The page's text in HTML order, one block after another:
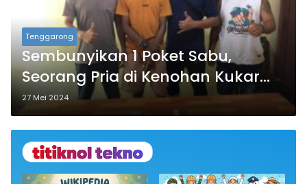
Tenggarong
Sembunyikan 1 Poket Sabu,
Seorang Pria di Kenohan Kukar
Diamankan Polisi
27 Mei 2024